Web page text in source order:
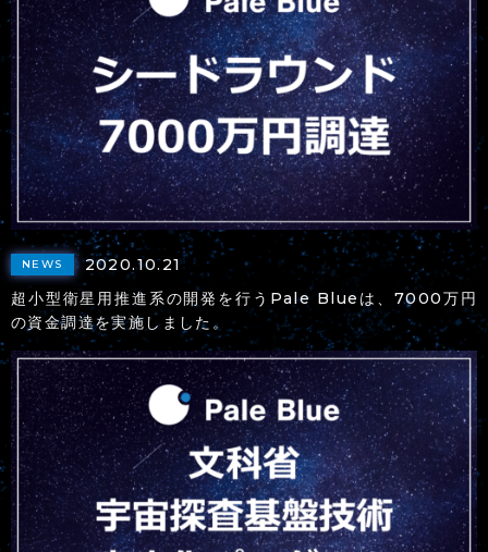
NEWS
2020.10.21
超小型衛星用推進系の開発を行うPale Blueは、7000万円
の資金調達を実施しました。